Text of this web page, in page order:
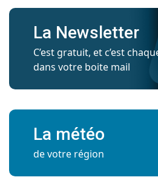
La Newsletter
C’est gratuit, et c’est
dans votre boite mail
La météo
de votre région